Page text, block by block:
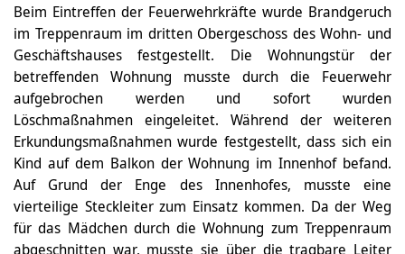
Beim Eintreffen der Feuerwehrkräfte wurde Brandgeruch
im Treppenraum im dritten Obergeschoss des Wohn- und
Geschäftshauses festgestellt. Die Wohnungstür der
betreffenden Wohnung musste durch die Feuerwehr
aufgebrochen werden und sofort wurden
Löschmaßnahmen eingeleitet. Während der weiteren
Erkundungsmaßnahmen wurde festgestellt, dass sich ein
Kind auf dem Balkon der Wohnung im Innenhof befand.
Auf Grund der Enge des Innenhofes, musste eine
vierteilige Steckleiter zum Einsatz kommen. Da der Weg
für das Mädchen durch die Wohnung zum Treppenraum
abgeschnitten war, musste sie über die tragbare Leiter